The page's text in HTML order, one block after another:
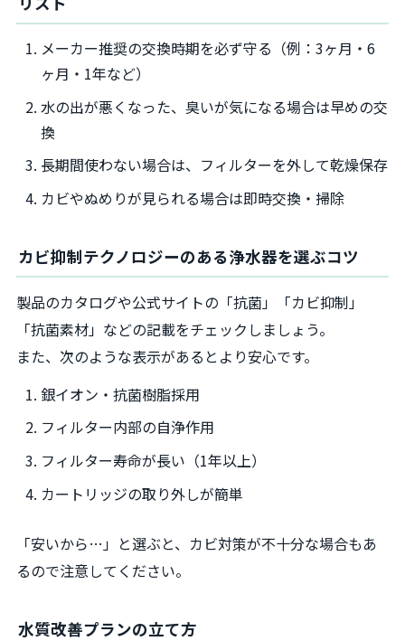
メーカー推奨の交換時期を必ず守る（例：3ヶ月・6
ヶ月・1年など）
水の出が悪くなった、臭いが気になる場合は早めの交
換
長期間使わない場合は、フィルターを外して乾燥保存
カビやぬめりが見られる場合は即時交換・掃除
カビ抑制テクノロジーのある浄水器を選ぶコツ
製品のカタログや公式サイトの「抗菌」「カビ抑制」
「抗菌素材」などの記載をチェックしましょう。
また、次のような表示があるとより安心です。
銀イオン・抗菌樹脂採用
フィルター内部の自浄作用
フィルター寿命が長い（1年以上）
カートリッジの取り外しが簡単
「安いから…」と選ぶと、カビ対策が不十分な場合もあ
るので注意してください。
水質改善プランの立て方